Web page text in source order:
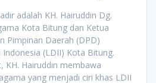
adalah KH. Hairuddin Dg.
Kota Bitung dan Ketua
Pimpinan Daerah (DPD)
(LDII) Kota Bitung.
KH. Hairuddin membawa
yang menjadi ciri khas LDII